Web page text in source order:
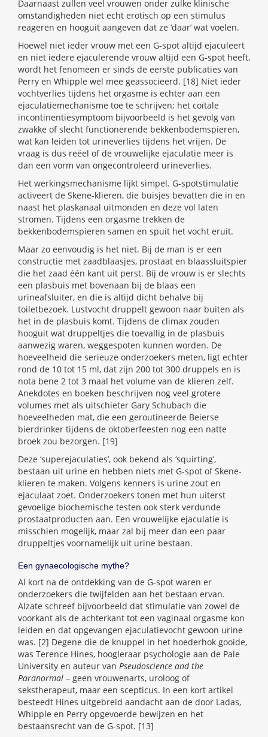
Daarnaast zullen veel vrouwen onder zulke klinische
omstandigheden niet echt erotisch op een stimulus
reageren en hooguit aangeven dat ze ‘daar’ wat voelen.
Hoewel niet ieder vrouw met een G-spot altijd ejaculeert
en niet iedere ejaculerende vrouw altijd een G-spot heeft,
wordt het fenomeen er sinds de eerste publicaties van
Perry en Whipple wel mee geassocieerd. [18] Niet ieder
vochtverlies tijdens het orgasme is echter aan een
ejaculatiemechanisme toe te schrijven; het coïtale
incontinentiesymptoom bijvoorbeeld is het gevolg van
zwakke of slecht functionerende bekkenbodemspieren,
wat kan leiden tot urineverlies tijdens het vrijen. De
vraag is dus reëel of de vrouwelijke ejaculatie meer is
dan een vorm van ongecontroleerd urineverlies.
Het werkingsmechanisme lijkt simpel. G-spotstimulatie
activeert de Skene-klieren, die buisjes bevatten die in en
naast het plaskanaal uitmonden en deze vol laten
stromen. Tijdens een orgasme trekken de
bekkenbodemspieren samen en spuit het vocht eruit.
Maar zo eenvoudig is het niet. Bij de man is er een
constructie met zaadblaasjes, prostaat en blaassluitspier
die het zaad één kant uit perst. Bij de vrouw is er slechts
een plasbuis met bovenaan bij de blaas een
urineafsluiter, en die is altijd dicht behalve bij
toiletbezoek. Lustvocht druppelt gewoon naar buiten als
het in de plasbuis komt. Tijdens de climax zouden
hooguit wat druppeltjes die toevallig in de plasbuis
aanwezig waren, weggespoten kunnen worden. De
hoeveelheid die serieuze onderzoekers meten, ligt echter
rond de 10 tot 15 ml, dat zijn 200 tot 300 druppels en is
nota bene 2 tot 3 maal het volume van de klieren zelf.
Anekdotes en boeken beschrijven nog veel grotere
volumes met als uitschieter Gary Schubach die
hoeveelheden mat, die een geroutineerde Beierse
bierdrinker tijdens de oktoberfeesten nog een natte
broek zou bezorgen. [19]
Deze ‘superejaculaties’, ook bekend als ‘squirting’,
bestaan uit urine en hebben niets met G-spot of Skene-
klieren te maken. Volgens kenners is urine zout en
ejaculaat zoet. Onderzoekers tonen met hun uiterst
gevoelige biochemische testen ook sterk verdunde
prostaatproducten aan. Een vrouwelijke ejaculatie is
misschien mogelijk, maar zal bij meer dan een paar
druppeltjes voornamelijk uit urine bestaan.
Een gynaecologische mythe?
Al kort na de ontdekking van de G-spot waren er
onderzoekers die twijfelden aan het bestaan ervan.
Alzate schreef bijvoorbeeld dat stimulatie van zowel de
voorkant als de achterkant tot een vaginaal orgasme kon
leiden en dat opgevangen ejaculatievocht gewoon urine
was. [2] Degene die de knuppel in het hoederhok gooide,
was Terence Hines, hoogleraar psychologie aan de Pale
University en auteur van Pseudoscience and the
Paranormal – geen vrouwenarts, uroloog of
sekstherapeut, maar een scepticus. In een kort artikel
besteedt Hines uitgebreid aandacht aan de door Ladas,
Whipple en Perry opgevoerde bewijzen en het
bestaansrecht van de G-spot. [13]